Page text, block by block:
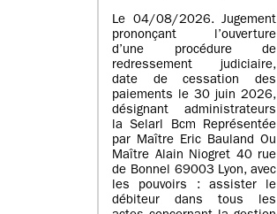
Le 04/08/2026. Jugement
prononçant l’ouverture
d’une procédure de
redressement judiciaire,
date de cessation des
paiements le 30 juin 2026,
désignant administrateurs
la Selarl Bcm Représentée
par Maître Eric Bauland Ou
Maître Alain Niogret 40 rue
de Bonnel 69003 Lyon, avec
les pouvoirs : assister le
débiteur dans tous les